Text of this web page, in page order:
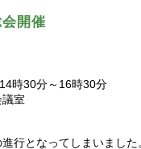
開催
時30分～16時30分
室
行となってしまいました